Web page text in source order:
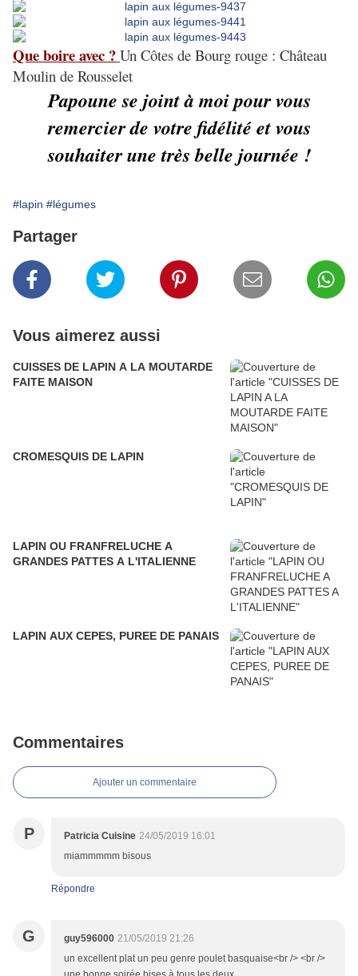
Que boire avec ? Un Côtes de Bourg rouge : Château
Moulin de Rousselet
Papoune se joint à moi pour vous
remercier de votre fidélité et vous
souhaiter une très belle journée !
#lapin #légumes
Partager
Vous aimerez aussi
CUISSES DE LAPIN A LA MOUTARDE
FAITE MAISON
CROMESQUIS DE LAPIN
LAPIN OU FRANFRELUCHE A
GRANDES PATTES A L'ITALIENNE
LAPIN AUX CEPES, PUREE DE PANAIS
Commentaires
Ajouter un commentaire
P Patricia Cuisine 24/05/2019 16:01
miammmmm bisous
Répondre
G guy596000 21/05/2019 21:26
un excellent plat un peu genre poulet basquaise<br /> <br />